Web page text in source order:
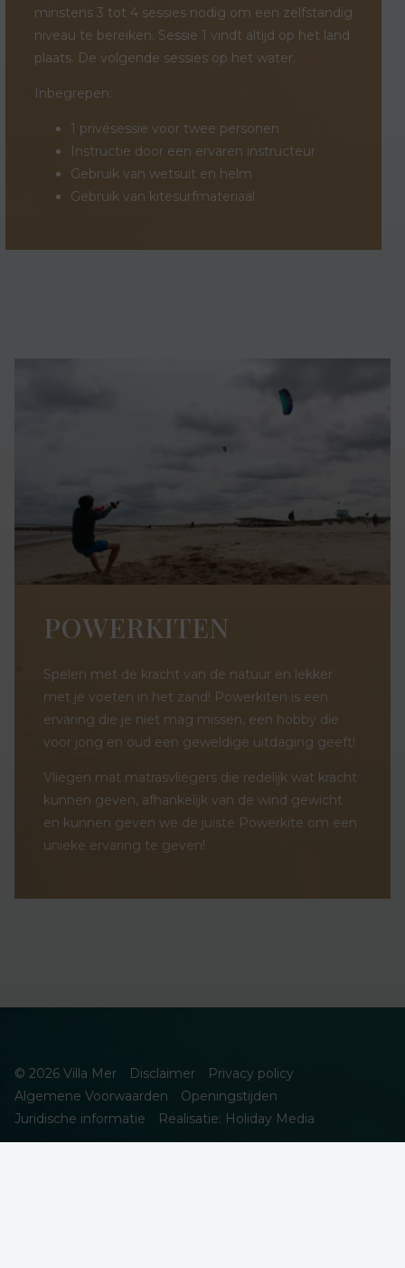
minstens 3 tot 4 sessies nodig om een zelfstandig
niveau te bereiken. Sessie 1 vindt altijd op het land
plaats. De volgende sessies op het water.
Inbegrepen:
1 privésessie voor twee personen
Instructie door een ervaren instructeur
Gebruik van wetsuit en helm
Gebruik van kitesurfmateriaal
POWERKITEN
Spelen met de kracht van de natuur en lekker
met je voeten in het zand! Powerkiten is een
ervaring die je niet mag missen, een hobby die
voor jong en oud een geweldige uitdaging geeft!
Vliegen mat matrasvliegers die redelijk wat kracht
kunnen geven, afhankelijk van de wind gewicht
en kunnen geven we de juiste Powerkite om een
unieke ervaring te geven!
© 2026 Villa Mer Disclaimer
Privacy policy
Algemene Voorwaarden
Openingstijden
Juridische informatie
Realisatie: Holiday Media